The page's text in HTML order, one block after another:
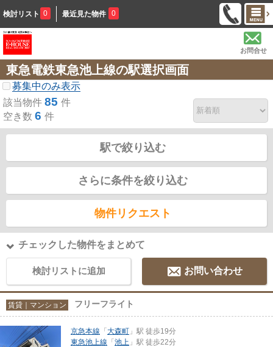
検討リスト 0 最近見た物件 0
お問合せ
東急電鉄東急池上線の駅選択画面
募集中のみ表示
該当物件 85 件
空き数 6 件
駅で絞り込む
さらに条件を絞り込む
物件リクエスト
チェックした物件をまとめて
検討リストに追加 お問い合わせ
賃貸｜マンション フリーフライト
京急本線 「 大森町 」駅 徒歩19分
東急池上線 「 池上 」駅 徒歩22分